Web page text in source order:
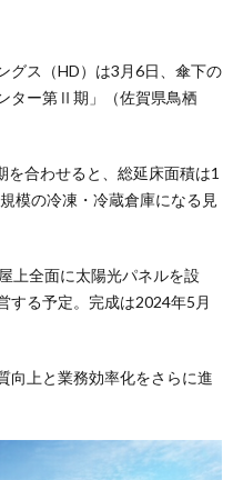
グス（HD）は3月6日、傘下の
ター第Ⅱ期」（佐賀県鳥栖
合わせると、総延床面積は1
模の冷凍・冷蔵倉庫になる見
上全面に太陽光パネルを設
する予定。完成は2024年5月
向上と業務効率化をさらに進